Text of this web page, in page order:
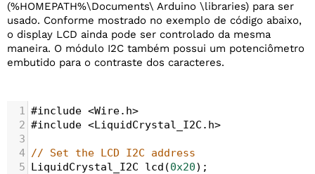
(%HOMEPATH%\Documents\ Arduino \libraries) para ser
usado. Conforme mostrado no exemplo de código abaixo,
o display LCD ainda pode ser controlado da mesma
maneira. O módulo I2C também possui um potenciômetro
embutido para o contraste dos caracteres.
1 #include <Wire. h>
2 #include <LiquidCrystal_I2C . h>
3
4 // Set the LCD I2C address
5 LiquidCrystal_I2C lcd (0x20);